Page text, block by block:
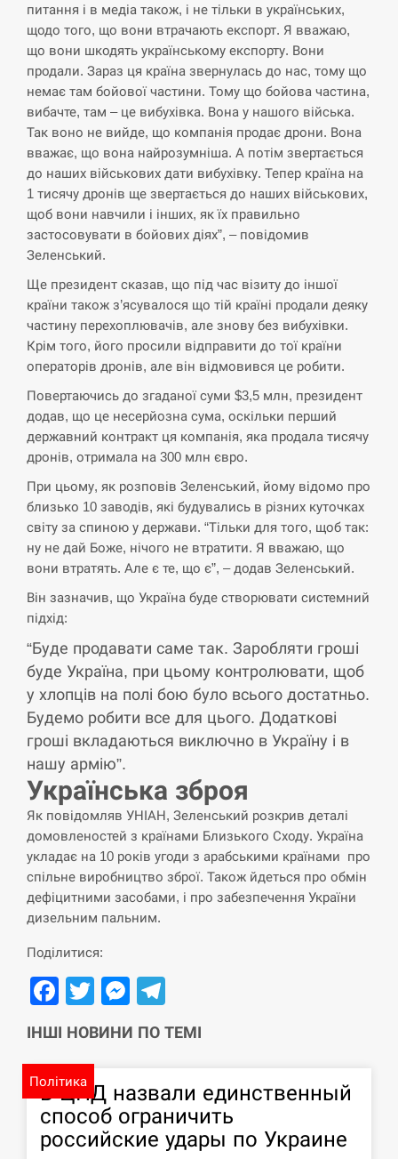
СЕРПЕНЬ
13:23
“Они должны быть уничтожены”: в
МИДе ответили, как отреагируют на…
СЕРПЕНЬ
Тайвань проводить найбільші військові
навчання на тлі загрози вторгнення з…
СЕРПЕНЬ
США обсуждают лицензии на Patriot для
Украины, несмотря на сомнения…
СЕРПЕНЬ
Латвія готова направити до 20
військових для розблокування
Ормузької протоки
СЕРПЕНЬ
12:23
Силы обороны поразили российскую
переправу, склады и другие важные
объекты…
СЕРПЕНЬ
12:10
У США зафіксували рекордний спалах
циклоспорозу, захворіли понад 10
СЕРПЕНЬ
11:53
Под огнем “Эпицентр”, ROZETKA и
“Новая почта”: что известно об…
СЕРПЕНЬ
У зоопарку Токіо через спеку загинули
три левиці
СЕРПЕНЬ
Россияне ударили “Бардеролями” по
питання і в медіа також, і не тільки в українських,
щодо того, що вони втрачають експорт. Я вважаю,
що вони шкодять українському експорту. Вони
продали. Зараз ця країна звернулась до нас, тому що
немає там бойової частини. Тому що бойова частина,
вибачте, там – це вибухівка. Вона у нашого війська.
Так воно не вийде, що компанія продає дрони. Вона
вважає, що вона найрозумніша. А потім звертається
до наших військових дати вибухівку. Тепер країна на
1 тисячу дронів ще звертається до наших військових,
щоб вони навчили і інших, як їх правильно
застосовувати в бойових діях”, – повідомив
Зеленський.
Ще президент сказав, що під час візиту до іншої
країни також з’ясувалося що тій країні продали деяку
частину перехоплювачів, але знову без вибухівки.
Крім того, його просили відправити до тої країни
операторів дронів, але він відмовився це робити.
Повертаючись до згаданої суми $3,5 млн, президент
додав, що це несерйозна сума, оскільки перший
державний контракт ця компанія, яка продала тисячу
дронів, отримала на 300 млн євро.
При цьому, як розповів Зеленський, йому відомо про
близько 10 заводів, які будувались в різних куточках
світу за спиною у держави. “Тільки для того, щоб так:
ну не дай Боже, нічого не втратити. Я вважаю, що
вони втратять. Але є те, що є”, – додав Зеленський.
Він зазначив, що Україна буде створювати системний
підхід:
“Буде продавати саме так. Заробляти гроші
буде Україна, при цьому контролювати, щоб
у хлопців на полі бою було всього достатньо.
Будемо робити все для цього. Додаткові
гроші вкладаються виключно в Україну і в
нашу армію”.
Українська зброя
Як повідомляв УНІАН, Зеленський розкрив деталі
домовленостей з країнами Близького Сходу. Україна
укладає на 10 років угоди з арабськими країнами про
спільне виробництво зброї. Також йдеться про обмін
дефіцитними засобами, і про забезпечення України
дизельним пальним.
Поділитися:
Facebook
TwitterMessenger
ІНШІ НОВИНИ ПО ТЕМІ
Політика
В ЦПД назвали единственный
способ ограничить
российские удары по Украине